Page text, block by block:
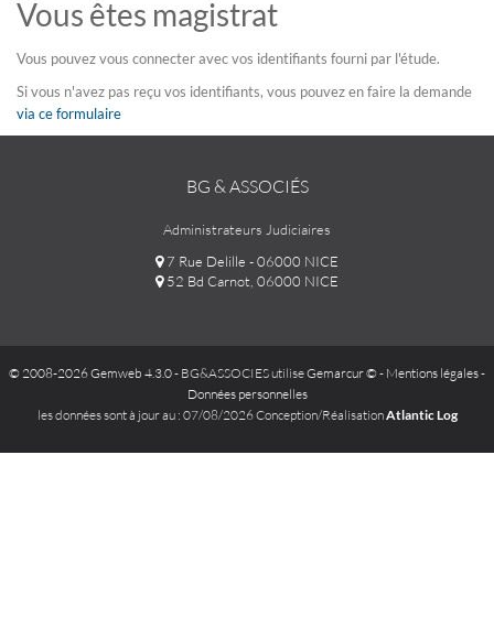
Vous êtes magistrat
Vous pouvez vous connecter avec vos identifiants fourni par l'étude.
Si vous n'avez pas reçu vos identifiants, vous pouvez en faire la demande
via ce formulaire
BG & ASSOCIÉS
Administrateurs Judiciaires
7 Rue Delille - 06000 NICE
52 Bd Carnot, 06000 NICE
© 2008-2026 Gemweb 4.3.0- BG&ASSOCIES utiliseGemarcur © - Mentions légales-
Données personnelles
les données sont à jour au : 07/08/2026 Conception/RéalisationAtlantic Log